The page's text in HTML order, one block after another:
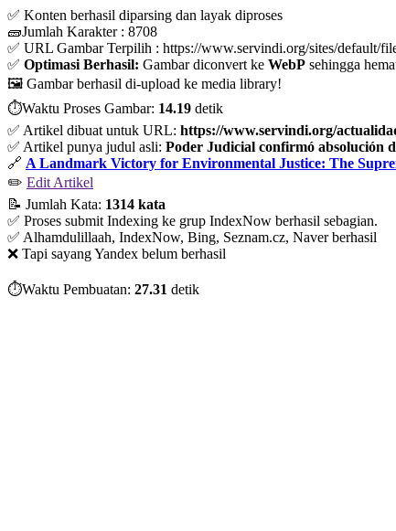
✅ Konten berhasil diparsing dan layak diproses
🧱Jumlah Karakter : 8708
✅ URL Gambar Terpilih : https://www.servindi.org/sites/default/
✅ Optimasi Berhasil: Gambar diconvert ke WebP sehingga
🖼️ Gambar berhasil di-upload ke media library!
⏱️Waktu Proses Gambar: 14.19 detik
✅ Artikel dibuat untuk URL: https://www.servindi.org/
✅ Artikel punya judul asli: Poder Judicial confirmó absolución
🔗 A Landmark Victory for Environmental Justice: The
✏️ Edit Artikel
📝 Jumlah Kata: 1314 kata
✅ Proses submit Indexing ke grup IndexNow berhasil sebagian.
✅ Alhamdulillaah, IndexNow, Bing, Seznam.cz, Naver berhasil
❌ Tapi sayang Yandex belum berhasil
⏱️Waktu Pembuatan: 27.31 detik